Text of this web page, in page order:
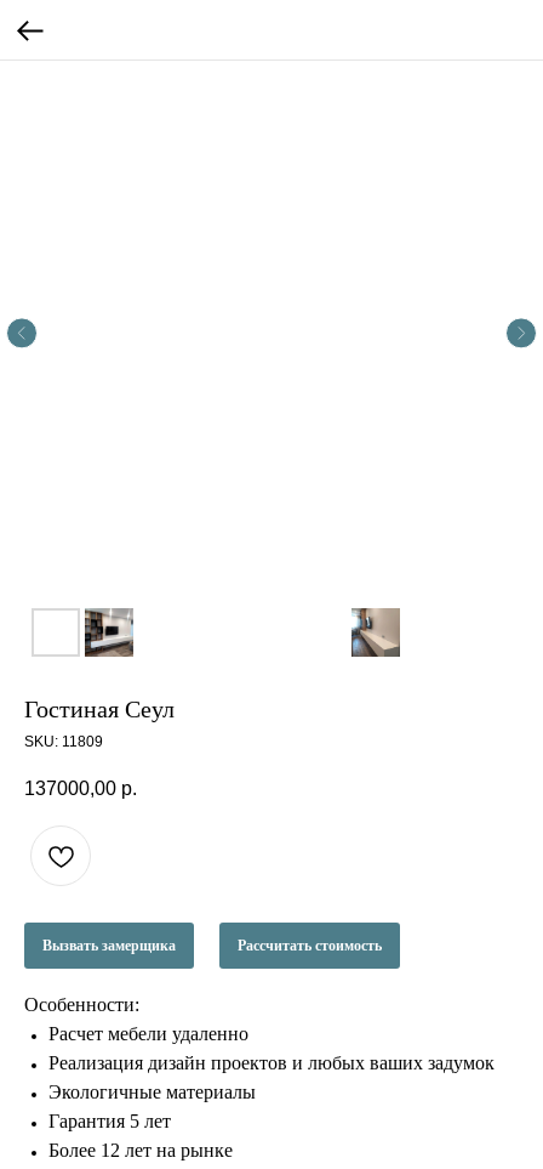
Гостиная Сеул
SKU: 11809
137000,00 р.
Вызвать замерщика Рассчитать стоимость
Особенности:
Расчет мебели удаленно
Реализация дизайн проектов и любых ваших задумок
Экологичные материалы
Гарантия 5 лет
Более 12 лет на рынке